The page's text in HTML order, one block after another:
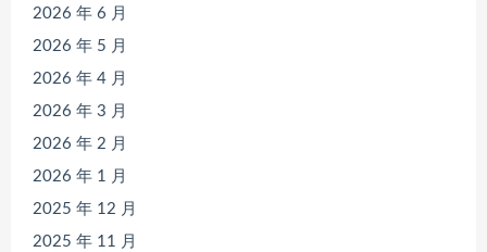
2026 年 6 月
2026 年 5 月
2026 年 4 月
2026 年 3 月
2026 年 2 月
2026 年 1 月
2025 年 12 月
2025 年 11 月